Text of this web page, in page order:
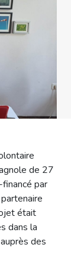
de 27
financé par
était
dans la
des